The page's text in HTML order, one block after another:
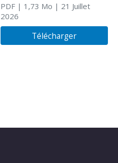
PDF| 1,73 Mo | 21 Juillet
2026
Télécharger